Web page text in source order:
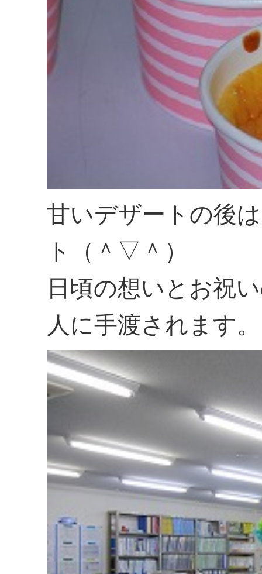
甘いデザートの後
ト（＾▽＾）
日頃の想いとお祝
人に手渡されます。